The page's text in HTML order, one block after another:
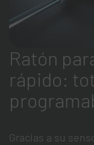
Ratón
rápido:
Gracias a su